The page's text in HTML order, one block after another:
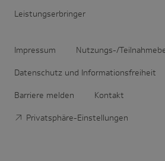
Leistungserbringer
Impressum Nutzungs-/
Datenschutz und Informationsfreiheit
Barriere melden Kontakt
Privatsphäre-Einstellungen